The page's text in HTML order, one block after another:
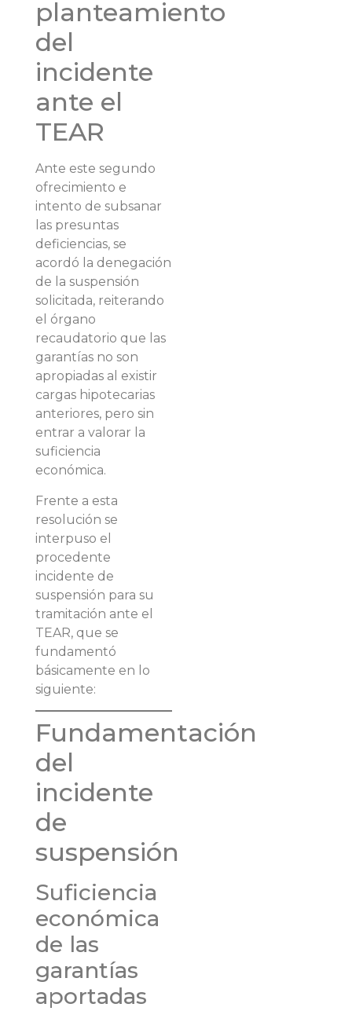
planteamiento
del
incidente
ante el
TEAR
Ante este segundo
ofrecimiento e
intento de subsanar
las presuntas
deficiencias, se
acordó la denegación
de la suspensión
solicitada, reiterando
el órgano
recaudatorio que las
garantías no son
apropiadas al existir
cargas hipotecarias
anteriores, pero sin
entrar a valorar la
suficiencia
económica.
Frente a esta
resolución se
interpuso el
procedente
incidente de
suspensión para su
tramitación ante el
TEAR, que se
fundamentó
básicamente en lo
siguiente:
Fundamentación
del
incidente
de
suspensión
Suficiencia
económica
de las
garantías
aportadas